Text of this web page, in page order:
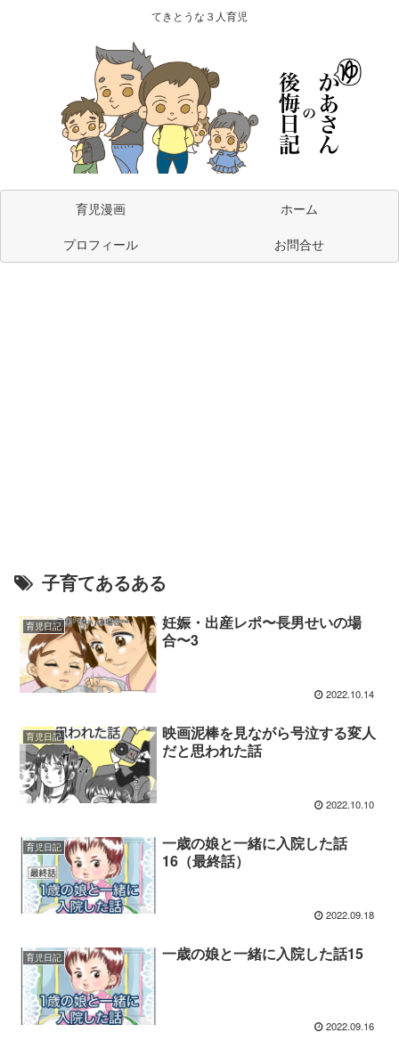
てきとうな３人育児
育児漫画
ホーム
プロフィール
お問合せ
子育てあるある
育児日記
妊娠・出産レポ〜長男せいの場
合〜3
2022.10.14
育児日記
映画泥棒を見ながら号泣する変人
だと思われた話
2022.10.10
育児日記
一歳の娘と一緒に入院した話
16（最終話）
2022.09.18
育児日記 一歳の娘と一緒に入院した話15
2022.09.16